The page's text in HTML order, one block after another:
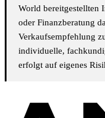
World bereitgestellten
oder Finanzberatung
Verkaufsempfehlung
individuelle,
erfolgt auf eigenes